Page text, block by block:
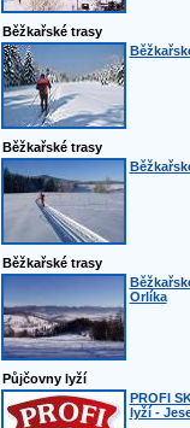
Běžkařské trasy
Běžkařské trasy
Běžkařské trasy
Orlíka
Půjčovny lyží
PROFI
lyží -